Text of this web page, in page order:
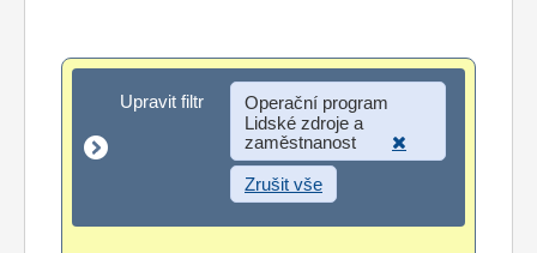
Upravit filtr
Upravit filtr
Operační program
Lidské zdroje a
zaměstnanost
Zrušit vše